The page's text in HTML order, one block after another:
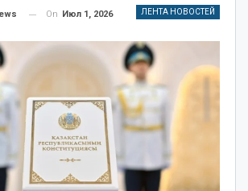
ЛЕНТА НОВОСТЕЙ
On Июл 1, 2026